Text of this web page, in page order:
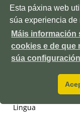
Esta páxina web
súa experiencia de
Máis
cookies e de que
súa configuración
Benestar social
Cultura
Emprego e
económico
Lingua
enviarémosche
Depo
Subscríbete!